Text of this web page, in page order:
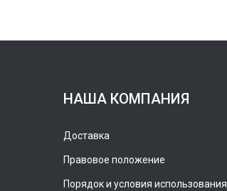
НАША КОМПАНИЯ
Доставка
Правовое положение
Порядок и условия использования